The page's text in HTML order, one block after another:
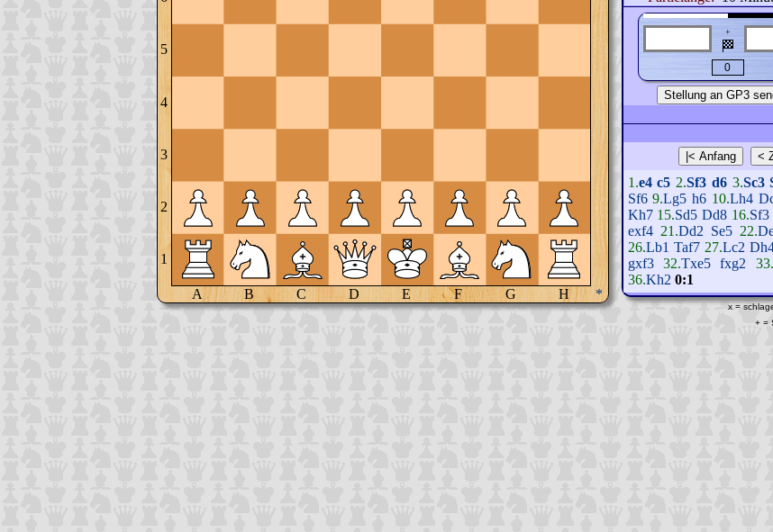
5
4
3
2
1
A B C D E F G H *
+
🏁
1.e4 c5 2.Sf3 d6 3.Sc3
Sf6 9.Lg5 h6 10.Lh4
Kh7 15.Sd5 Dd8 16.Sf3
exf4 21.Dd2 Se5 22.
26.Lb1 Taf7 27.Lc2
gxf3
32.Txe5 fxg2 33.
36.Kh2 0:1
x =
+ =